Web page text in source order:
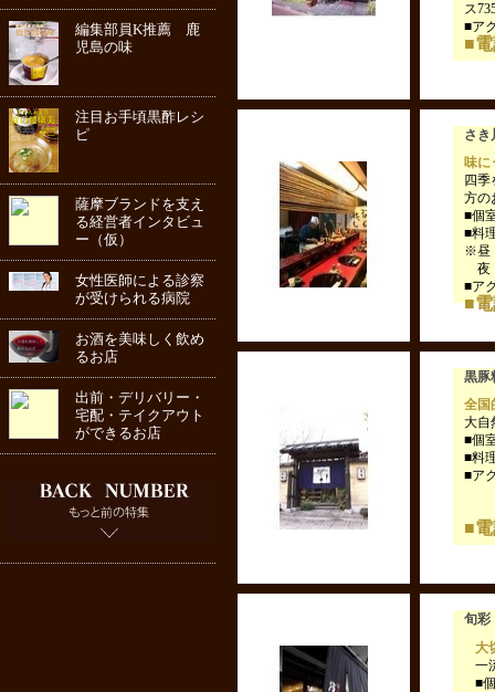
編集部員K推薦 鹿
児島の味
注目お手頃黒酢レシ
ピ
薩摩ブランドを支え
る経営者インタビュ
ー（仮）
女性医師による診察
が受けられる病院
お酒を美味しく飲め
るお店
出前・デリバリー・
宅配・テイクアウト
ができるお店
ス
■ア
■電
さき
味に
四
方の
■個
■料
※昼
夜
■ア
■電
黒豚
全国
大自
■個
■料
■ア
■
旬彩
大
一
■